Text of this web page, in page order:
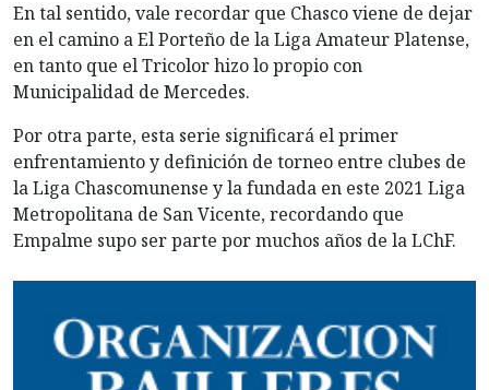
En tal sentido, vale recordar que Chasco viene de dejar
en el camino a El Porteño de la Liga Amateur Platense,
en tanto que el Tricolor hizo lo propio con
Municipalidad de Mercedes.
Por otra parte, esta serie significará el primer
enfrentamiento y definición de torneo entre clubes de
la Liga Chascomunense y la fundada en este 2021 Liga
Metropolitana de San Vicente, recordando que
Empalme supo ser parte por muchos años de la LChF.